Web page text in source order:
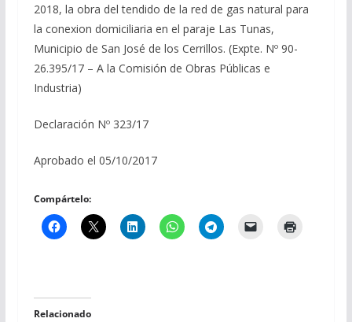
2018, la obra del tendido de la red de gas natural para
la conexion domiciliaria en el paraje Las Tunas,
Municipio de San José de los Cerrillos. (Expte. Nº 90-
26.395/17 – A la Comisión de Obras Públicas e
Industria)
Declaración Nº 323/17
Aprobado el 05/10/2017
Compártelo:
Relacionado